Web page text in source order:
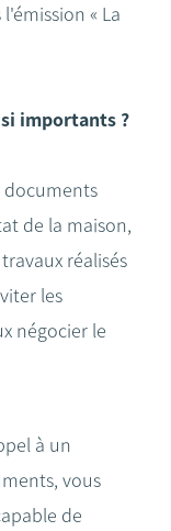
« La
importants ?
documents
de la maison,
réalisés
les
négocier le
à un
vous
de